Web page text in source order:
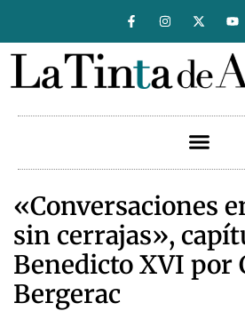
«Conversaciones
sin cerrajas»,
Benedicto XVI por
Bergerac